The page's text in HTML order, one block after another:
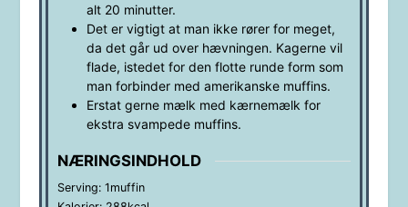
alt 20 minutter.
Det er vigtigt at man ikke rører for meget,
da det går ud over hævningen. Kagerne vil
flade, istedet for den flotte runde form som
man forbinder med amerikanske muffins.
Erstat gerne mælk med kærnemælk for
ekstra svampede muffins.
NÆRINGSINDHOLD
Serving: 1muffin